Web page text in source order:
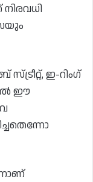
നിരവധി
ഇ-റിംഗ്
ഈ